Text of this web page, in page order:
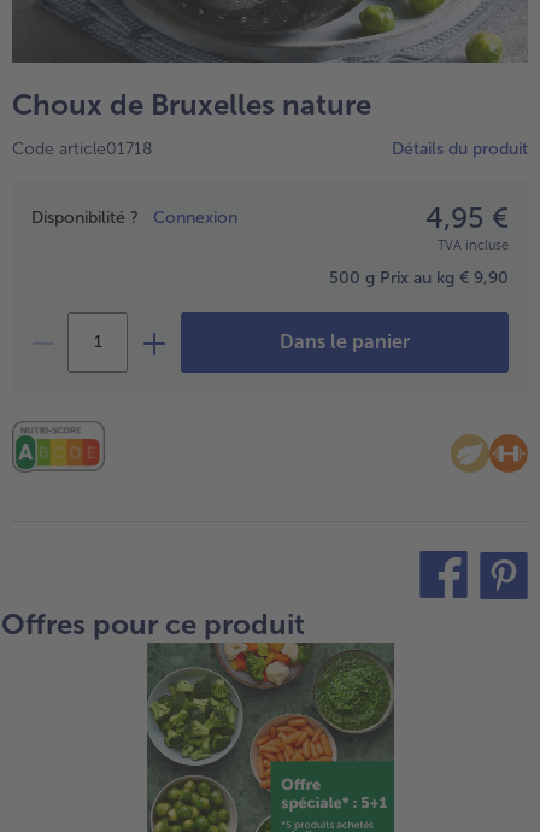
TousPlats cuisinés
Boulangerie & Pâtisserie
TousBoulangerie & Pâtisserie
TousEntrées, Apéritifs & Snacks
Produits non surgelés
TousProduits non surgelés
Choux de Bruxelles nature
Code article01718 Détails du produit
Prix
Disponibilité ? Connexion 4,95 €
TVA incluse
500 g Prix au kg € 9,90
Dans le panier
Offres pour ce produit